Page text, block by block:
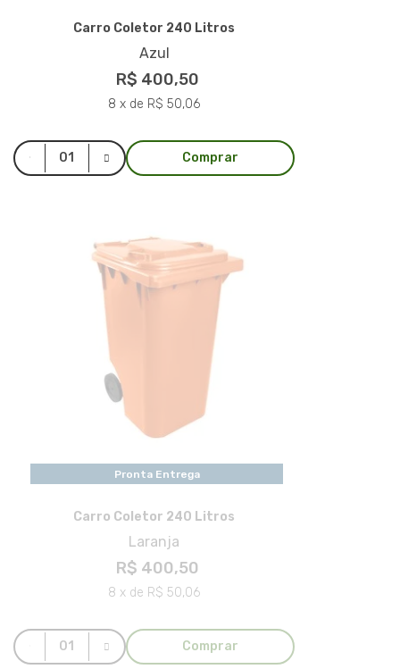
Carro Coletor 240 Litros
Azul
R$ 400,50
8 x de R$ 50,06
Comprar
Pronta Entrega
Carro Coletor 240 Litros
Laranja
R$ 400,50
8 x de R$ 50,06
Comprar